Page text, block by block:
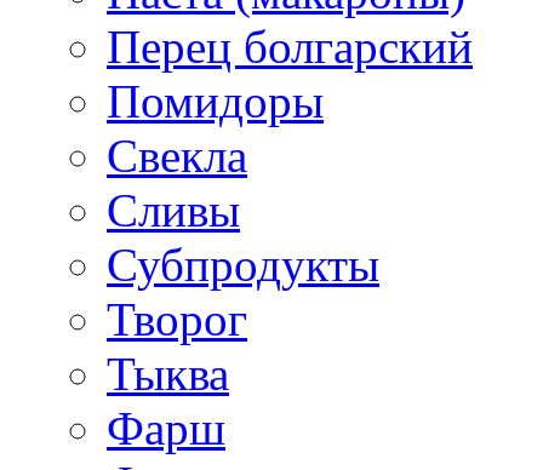
Перец болгарский
Помидоры
Свекла
Сливы
Субпродукты
Творог
Тыква
Фарш